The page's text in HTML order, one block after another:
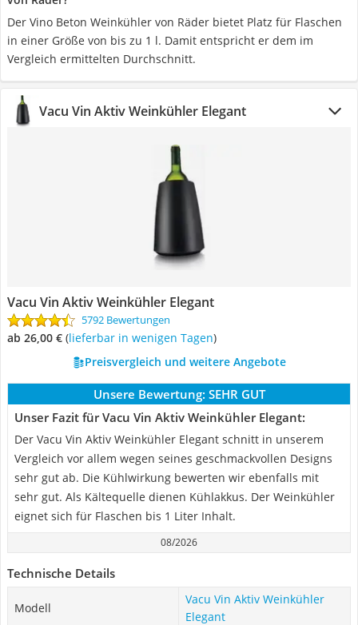
Der Vino Beton Weinkühler von Räder bietet Platz für Flaschen
in einer Größe von bis zu 1 l. Damit entspricht er dem im
Vergleich ermittelten Durchschnitt.
Vacu Vin Aktiv Weinkühler Elegant
Vacu Vin Aktiv Weinkühler Elegant
5792 Bewertungen
ab 26,00 € ( Lieferbar in wenigen Tagen)
Preisvergleich und weitere Angebote
Unsere Bewertung: SEHR GUT
Unser Fazit für Vacu Vin Aktiv Weinkühler Elegant:
Der Vacu Vin Aktiv Weinkühler Elegant schnitt in unserem
Vergleich vor allem wegen seines geschmackvollen Designs
sehr gut ab. Die Kühlwirkung bewerten wir ebenfalls mit
sehr gut. Als Kältequelle dienen Kühlakkus. Der Weinkühler
eignet sich für Flaschen bis 1 Liter Inhalt.
08/2026
Technische Details
Modell
Vacu Vin Aktiv Weinkühler
Elegant